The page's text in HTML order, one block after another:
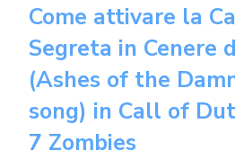
Come attivare la
Segreta in Cenere
(Ashes of the
song) in Call of
7 Zombies